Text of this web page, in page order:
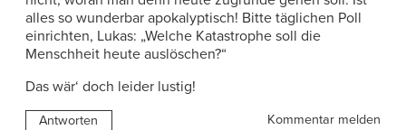
alles so wunderbar apokalyptisch! Bitte täglichen Poll
einrichten, Lukas: „Welche Katastrophe soll die
Menschheit heute auslöschen?“
Das wär‘ doch leider lustig!
Antworten
Kommentar melden